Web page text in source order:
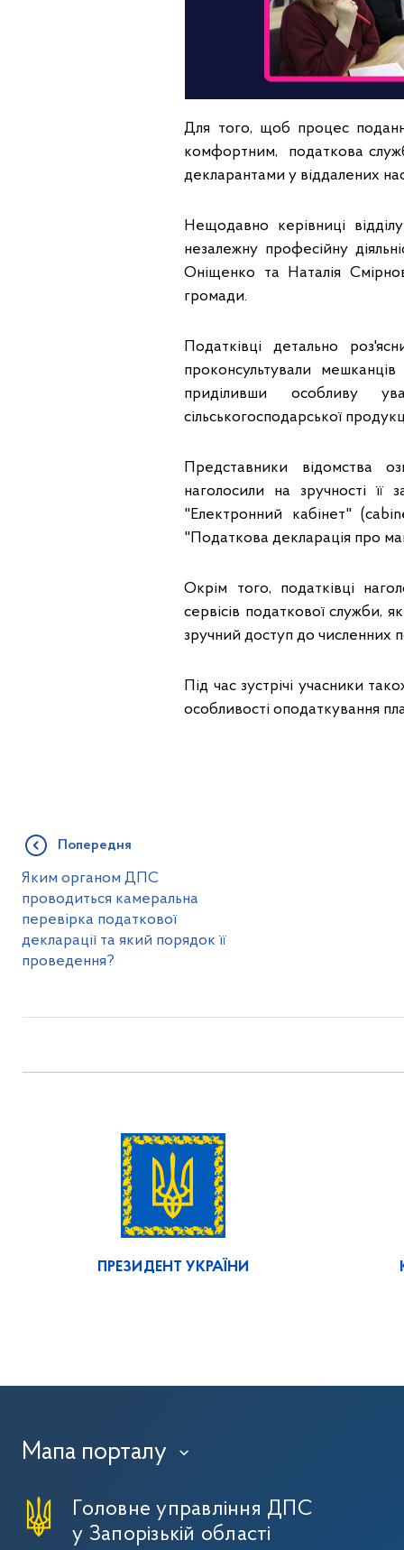
Для того, щоб процес
комфортним, податкова
декларантами у віддалених
Нещодавно керівниці
незалежну професійну
Оніщенко та Наталія
громади.
Податківці детально
проконсультували
приділивши особливу
сільськогосподарської
Представники відомства
наголосили на зручності її
"Електронний кабінет"
"Податкова декларація про
Окрім того, податківці
сервісів податкової служби,
зручний доступ до численних
Під час зустрічі учасники
особливості оподаткування
Попередня
Яким органом ДПС
проводиться камеральна
перевірка податкової
декларації та який порядок її
проведення?
ПРЕЗИДЕНТ УКРАЇНИ
Мапа порталу ›
Головне управління ДПС
у Запорізькій області